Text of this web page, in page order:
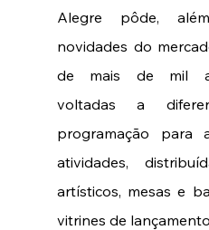
Alegre pôde,
novidades do
de mais de mil
voltadas a
programação para
atividades,
artísticos, mesas e
vitrines de